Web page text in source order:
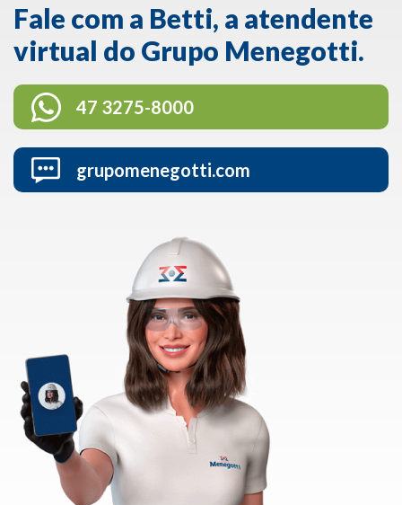
Fale com a Betti, a atendente
virtual do Grupo Menegotti.
47 3275-8000
grupomenegotti.com